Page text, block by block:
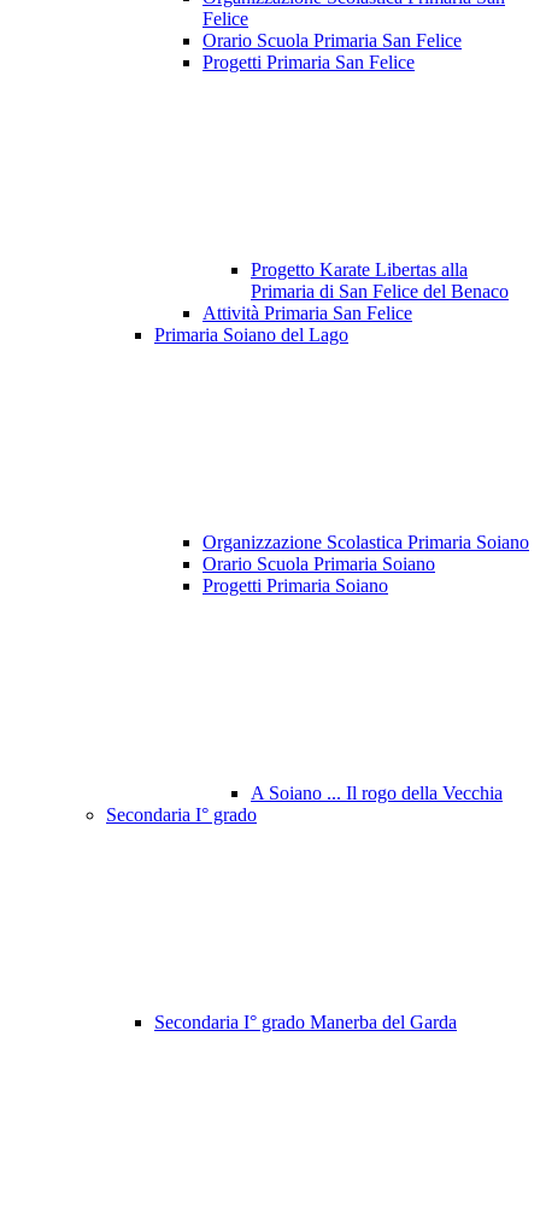
Felice
Orario Scuola Primaria San Felice
Progetti Primaria San Felice
Progetto Karate Libertas alla
Primaria di San Felice del Benaco
Attività Primaria San Felice
Primaria Soiano del Lago
Organizzazione Scolastica Primaria Soiano
Orario Scuola Primaria Soiano
Progetti Primaria Soiano
A Soiano ... Il rogo della Vecchia
Secondaria I° grado
Secondaria I° grado Manerba del Garda